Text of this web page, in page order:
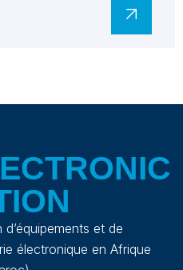
et de
électronique en Afrique